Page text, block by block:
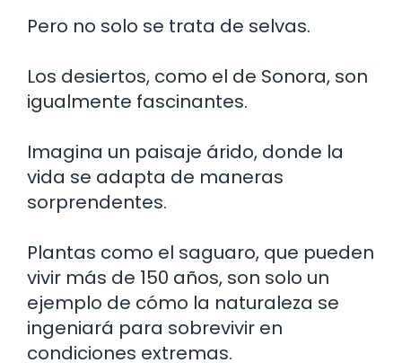
Pero no solo se trata de selvas.
Los desiertos, como el de Sonora, son
igualmente fascinantes.
Imagina un paisaje árido, donde la
vida se adapta de maneras
sorprendentes.
Plantas como el saguaro, que pueden
vivir más de 150 años, son solo un
ejemplo de cómo la naturaleza se
ingeniará para sobrevivir en
condiciones extremas.